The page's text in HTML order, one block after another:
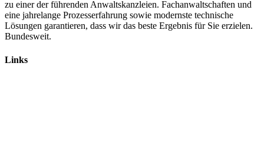
zu einer der führenden Anwaltskanzleien. Fachanwaltschaften und
eine jahrelange Prozesserfahrung sowie modernste technische
Lösungen garantieren, dass wir das beste Ergebnis für Sie erzielen.
Bundesweit.
Links